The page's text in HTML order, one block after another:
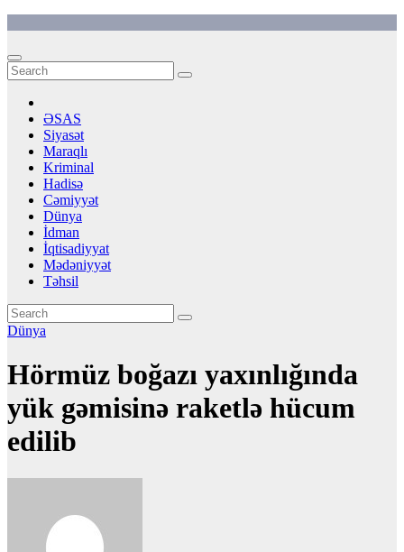
content
ƏSAS
Siyasət
Maraqlı
Kriminal
Hadisə
Cəmiyyət
Dünya
İdman
İqtisadiyyat
Mədəniyyət
Təhsil
Dünya
Hörmüz boğazı yaxınlığında
yük gəmisinə raketlə hücum
edilib